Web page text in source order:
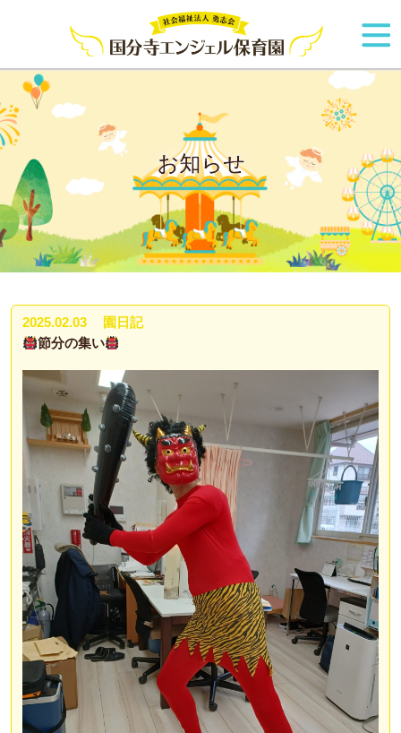
お知らせ
2025.02.03
園日記
節分の集い